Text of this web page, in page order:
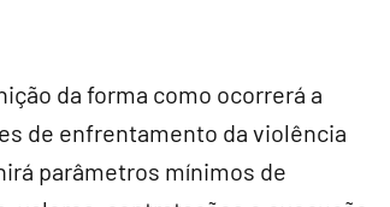
da forma como ocorrerá a
de enfrentamento da violência
parâmetros mínimos de